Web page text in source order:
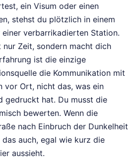
ein Visum oder einen
stehst du plötzlich in einem
verbarrikadierten Station.
Zeit, sondern macht dich
ist die einzige
die Kommunikation mit
vor Ort, nicht das, was ein
gedruckt hat. Du musst die
bewerten. Wenn die
nach Einbruch der Dunkelheit
auch, egal wie kurz die
aussieht.